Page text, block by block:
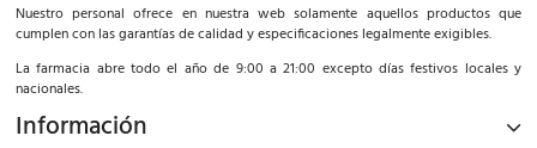
Nuestro personal ofrece en nuestra web solamente aquellos productos que
cumplen con las garantías de calidad y especificaciones legalmente exigibles.
La farmacia abre todo el año de 9:00 a 21:00 excepto días festivos locales y
nacionales.
Información